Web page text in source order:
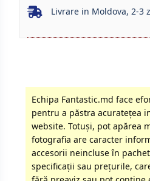
Livrare in Moldova, 2-3
Echipa Fantastic.md face
pentru a păstra acurateţea
website. Totuși, pot apărea
fotografia are caracter
accesorii neincluse în
specificaţii sau preţurile,